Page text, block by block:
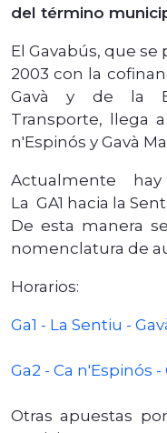
del término
El Gavabús, que
2003 con la
Gavà y de la
Transporte, llega
n'Espinós y Gavà
Actualmente
La GA1 hacia la
De esta manera
nomenclatura de
Horarios:
Ga1 - La Sentiu -
Ga2 - Ca n'Espinós -
Otras apuestas